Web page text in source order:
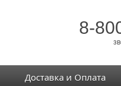
8-
Доставка и Оплата